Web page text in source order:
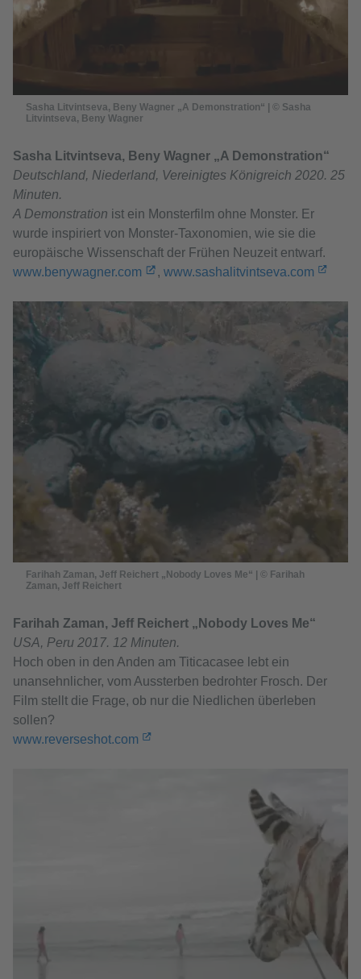
Sasha Litvintseva, Beny Wagner „A Demonstration“ | © Sasha
Litvintseva, Beny Wagner
Sasha Litvintseva, Beny Wagner „A Demonstration“
Deutschland, Niederland, Vereinigtes Königreich 2020. 25
Minuten.
A Demonstration ist ein Monsterfilm ohne Monster. Er
wurde inspiriert von Monster-Taxonomien, wie sie die
europäische Wissenschaft der Frühen Neuzeit entwarf.
www.benywagner.com
, www.sashalitvintseva.com
Farihah Zaman, Jeff Reichert „Nobody Loves Me“ | © Farihah
Zaman, Jeff Reichert
Farihah Zaman, Jeff Reichert „Nobody Loves Me“
USA, Peru 2017. 12 Minuten.
Hoch oben in den Anden am Titicacasee lebt ein
unansehnlicher, vom Aussterben bedrohter Frosch. Der
Film stellt die Frage, ob nur die Niedlichen überleben
sollen?
www.reverseshot.com